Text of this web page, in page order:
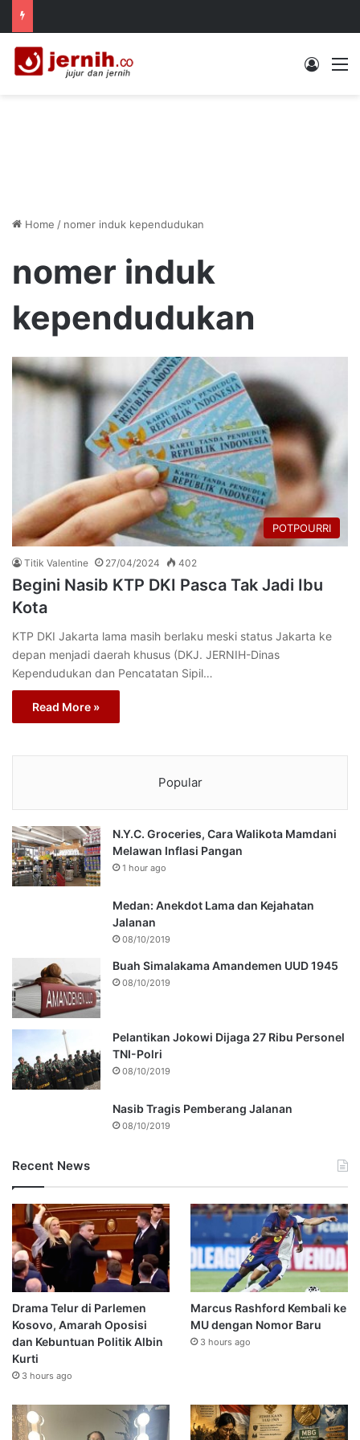
Log In
Home / nomer induk kependudukan
nomer induk
kependudukan
POTPOURRI
Titik Valentine 27/04/2024 402
Begini Nasib KTP DKI Pasca Tak Jadi Ibu
Kota
KTP DKI Jakarta lama masih berlaku meski status Jakarta ke
depan menjadi daerah khusus (DKJ. JERNIH-Dinas
Kependudukan dan Pencatatan Sipil…
Read More »
Popular
N.Y.C. Groceries, Cara Walikota Mamdani
Melawan Inflasi Pangan
1 hour ago
Medan: Anekdot Lama dan Kejahatan
Jalanan
08/10/2019
Buah Simalakama Amandemen UUD 1945
08/10/2019
Pelantikan Jokowi Dijaga 27 Ribu Personel
TNI-Polri
08/10/2019
Nasib Tragis Pemberang Jalanan
08/10/2019
Recent News
Drama Telur di Parlemen
Kosovo, Amarah Oposisi
dan Kebuntuan Politik Albin
Kurti
3 hours ago
Marcus Rashford Kembali ke
MU dengan Nomor Baru
3 hours ago